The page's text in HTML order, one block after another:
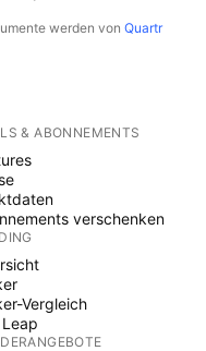
werden von Quartr
& ABONNEMENTS
verschenken
Vergleich